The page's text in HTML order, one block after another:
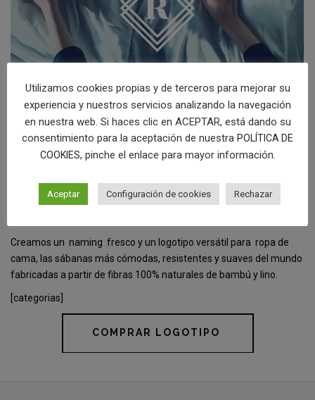
NAMING Y LOGO PARA MARCA DE ROPA
DE CAMA ECOLÓGICA
Creamos un naming fresco y un logotipo versátil para ropa de
cama, las sábanas más cómodas, resistentes y suaves del mundo
fabricadas a partir de fibras 100% naturales de bambú y lino.
[categorias]
COMPRAR LOGOTIPO
Utilizamos cookies propias y de terceros para mejorar su
experiencia y nuestros servicios analizando la navegación
en nuestra web. Si haces clic en ACEPTAR, está dando su
consentimiento para la aceptación de nuestra POLÍTICA DE
COOKIES, pinche el enlace para mayor información.
Aceptar Configuración de cookies Rechazar